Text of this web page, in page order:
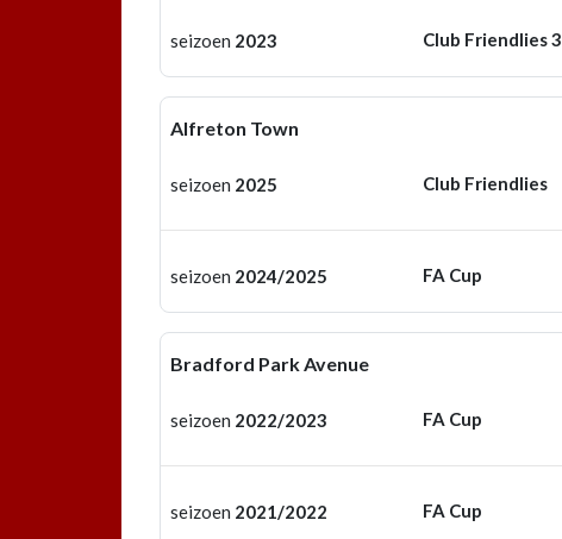
seizoen 2023 Club Friendlies 3
Alfreton Town
seizoen 2025 Club Friendlies
seizoen 2024/2025 FA Cup
Bradford Park Avenue
seizoen 2022/2023 FA Cup
seizoen 2021/2022 FA Cup